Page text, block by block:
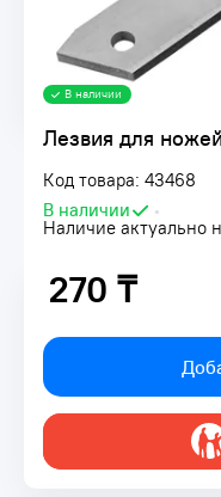
Лезвия для
Код товара: 43468
В наличии
•
Наличие актуально
В наличии
270 ₸
270 ₸